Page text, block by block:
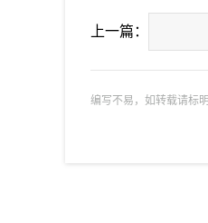
上一篇：
编写不易，如转载请标明